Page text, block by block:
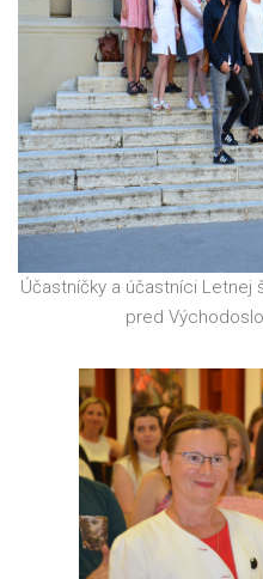
Účastníčky a účastníci
pred